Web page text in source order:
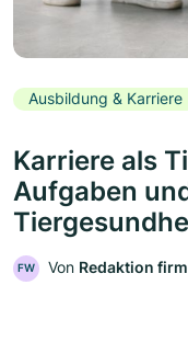
Ausbildung & Karriere
Karriere als
Aufgaben
FW Von Redaktion